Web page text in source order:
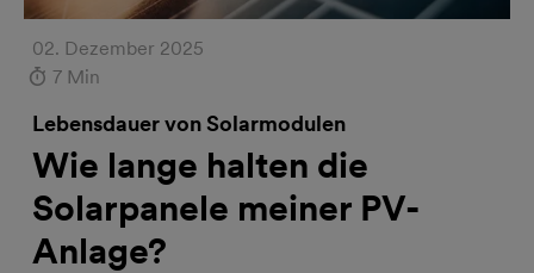
02. Dezember 2025
7 Min
Lebensdauer von Solarmodulen
Wie lange halten die
Solarpanele meiner PV-
Anlage?